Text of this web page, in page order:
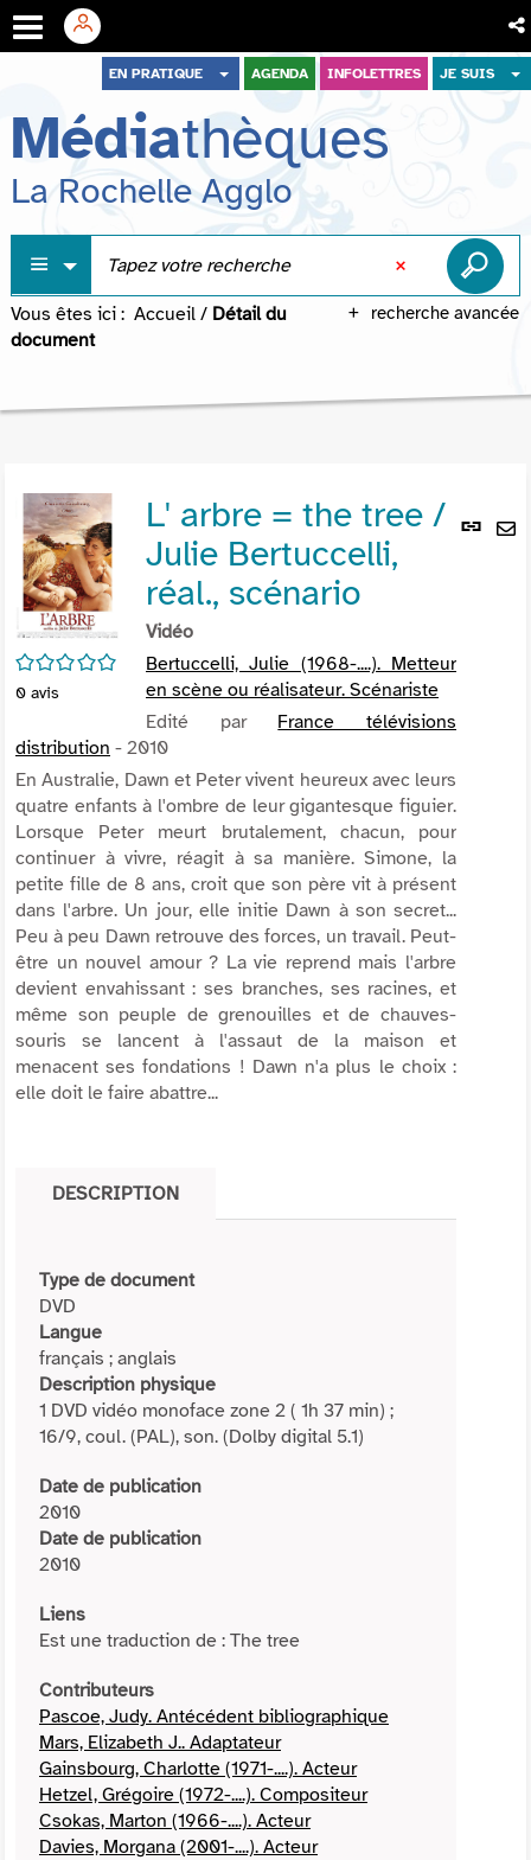
menu
contenu
recherche
EN PRATIQUE AGENDA INFOLETTRES JE SUIS
Médiathèques
La Rochelle Agglo
recherche avancée
Vous êtes ici : Accueil / Détail du
document
Lien
/5
0 avis
L' arbre = the tree /
Julie Bertuccelli,
réal., scénario
Vidéo
Bertuccelli, Julie (1968-....). Metteur
en scène ou réalisateur. Scénariste
Edité par France télévisions
distribution - 2010
En Australie, Dawn et Peter vivent heureux avec leurs
quatre enfants à l'ombre de leur gigantesque figuier.
Lorsque Peter meurt brutalement, chacun, pour
continuer à vivre, réagit à sa manière. Simone, la
petite fille de 8 ans, croit que son père vit à présent
dans l'arbre. Un jour, elle initie Dawn à son secret...
Peu à peu Dawn retrouve des forces, un travail. Peut-
être un nouvel amour ? La vie reprend mais l'arbre
devient envahissant : ses branches, ses racines, et
même son peuple de grenouilles et de chauves-
souris se lancent à l'assaut de la maison et
menacent ses fondations ! Dawn n'a plus le choix :
elle doit le faire abattre...
DESCRIPTION
Type de document
DVD
Langue
français ; anglais
Description physique
1 DVD vidéo monoface zone 2 ( 1h 37 min) ;
16/9, coul. (PAL), son. (Dolby digital 5.1)
Date de publication
2010
Date de publication
2010
Liens
Est une traduction de : The tree
Contributeurs
Pascoe, Judy. Antécédent bibliographique
Mars, Elizabeth J.. Adaptateur
Gainsbourg, Charlotte (1971-....). Acteur
Hetzel, Grégoire (1972-....). Compositeur
Csokas, Marton (1966-....). Acteur
Davies, Morgana (2001-....). Acteur